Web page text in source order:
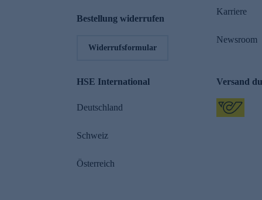
Bestellung widerrufen
Widerrufsformular
Karriere
Newsroom
HSE International
Deutschland
Schweiz
Österreich
Versand